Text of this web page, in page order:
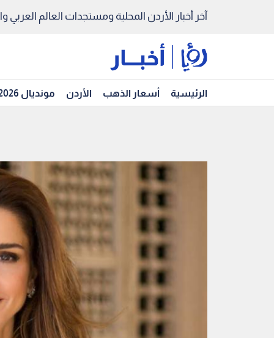
آخر أخبار الأردن المحلية ومستجدات العالم العربي
الرئيسية أسعار الذهب الأردن مونديال 2026